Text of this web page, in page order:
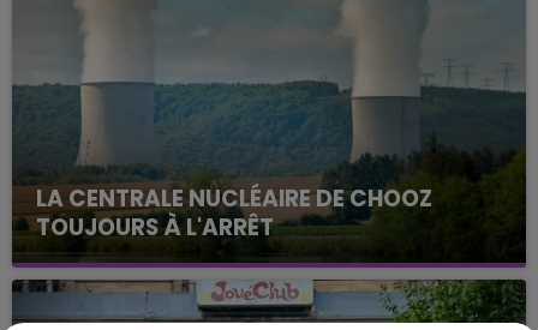
LA CENTRALE NUCLÉAIRE DE CHOOZ
TOUJOURS À L'ARRÊT
Cela fait déjà une semaine que la centrale
nucléaire ardennaise est à l'arrêt. Une situation
justifiée par la sécheresse intense qui est toujours